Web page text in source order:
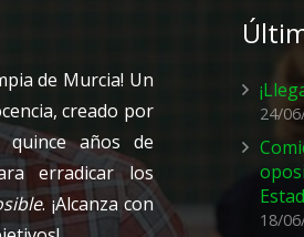
de Murcia! Un
creado por
quince años de
erradicar los
. ¡Alcanza con
24/
18/